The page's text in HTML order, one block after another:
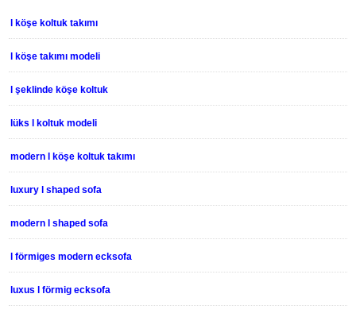
l köşe koltuk takımı
l köşe takımı modeli
l şeklinde köşe koltuk
lüks l koltuk modeli
modern l köşe koltuk takımı
luxury l shaped sofa
modern l shaped sofa
l förmiges modern ecksofa
luxus l förmig ecksofa